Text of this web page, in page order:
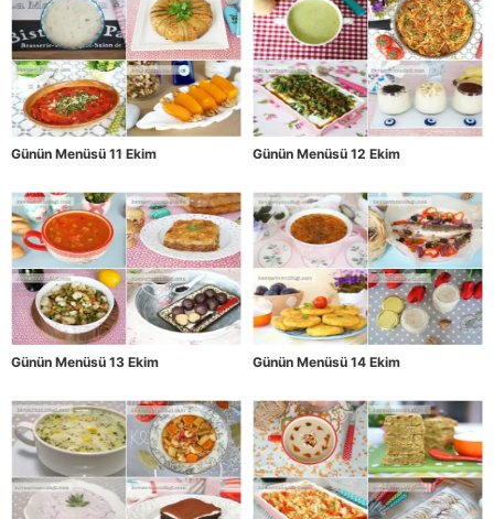
Günün Menüsü 11 Ekim Günün Menüsü 12 Ekim
Günün Menüsü 13 Ekim Günün Menüsü 14 Ekim